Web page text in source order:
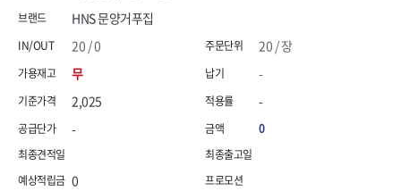
HNS 문양거푸집
20 / 장
무
2,025
-
0
20 / 0
-
-
0